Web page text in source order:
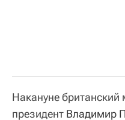
Накануне британский
президент Владимир